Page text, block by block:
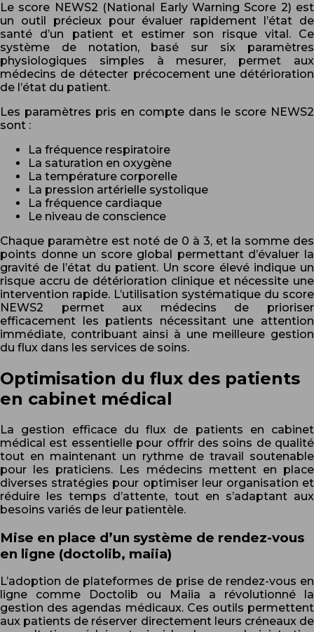
Le score NEWS2 (National Early Warning Score 2) est
un outil précieux pour évaluer rapidement l’état de
santé d’un patient et estimer son risque vital. Ce
système de notation, basé sur six paramètres
physiologiques simples à mesurer, permet aux
médecins de détecter précocement une détérioration
de l’état du patient.
Les paramètres pris en compte dans le score NEWS2
sont :
La fréquence respiratoire
La saturation en oxygène
La température corporelle
La pression artérielle systolique
La fréquence cardiaque
Le niveau de conscience
Chaque paramètre est noté de 0 à 3, et la somme des
points donne un score global permettant d’évaluer la
gravité de l’état du patient. Un score élevé indique un
risque accru de détérioration clinique et nécessite une
intervention rapide. L’utilisation systématique du score
NEWS2 permet aux médecins de prioriser
efficacement les patients nécessitant une attention
immédiate, contribuant ainsi à une meilleure gestion
du flux dans les services de soins.
Optimisation du flux des patients
en cabinet médical
La gestion efficace du flux de patients en cabinet
médical est essentielle pour offrir des soins de qualité
tout en maintenant un rythme de travail soutenable
pour les praticiens. Les médecins mettent en place
diverses stratégies pour optimiser leur organisation et
réduire les temps d’attente, tout en s’adaptant aux
besoins variés de leur patientèle.
Mise en place d’un système de rendez-vous
en ligne (doctolib, maiia)
L’adoption de plateformes de prise de rendez-vous en
ligne comme Doctolib ou Maiia a révolutionné la
gestion des agendas médicaux. Ces outils permettent
aux patients de réserver directement leurs créneaux de